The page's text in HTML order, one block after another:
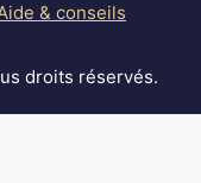
& conseils
droits réservés.